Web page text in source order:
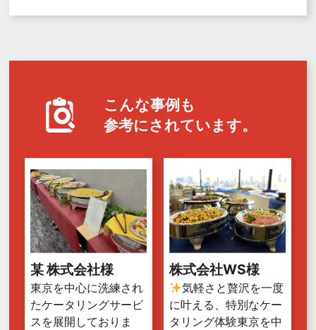
こんな事例も
参考にされています。
某 株式会社様
東京を中心に洗練され
たケータリングサービ
スを展開しておりま
株式会社WS様
気軽さと贅沢を一度
に叶える、特別なケー
タリング体験東京を中